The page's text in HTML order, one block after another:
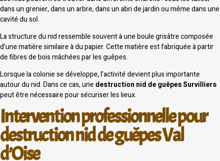
dans un grenier, dans un arbre, dans un abri de jardin ou même dans une
cavité du sol.
La structure du nid ressemble souvent à une boule grisâtre composée
d’une matière similaire à du papier. Cette matière est fabriquée à partir
de fibres de bois mâchées par les guêpes.
Lorsque la colonie se développe, l’activité devient plus importante
autour du nid. Dans ce cas, une destruction nid de guêpes Survilliers
peut être nécessaire pour sécuriser les lieux.
Intervention professionnelle pour
destruction nid de guêpes Val
d’Oise